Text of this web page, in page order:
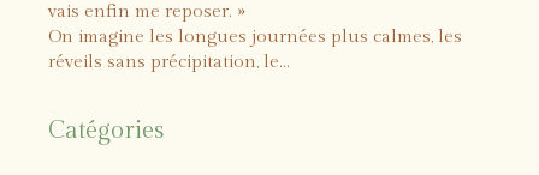
vais enfin me reposer. »
On imagine les longues journées plus calmes, les
réveils sans précipitation, le...
Catégories